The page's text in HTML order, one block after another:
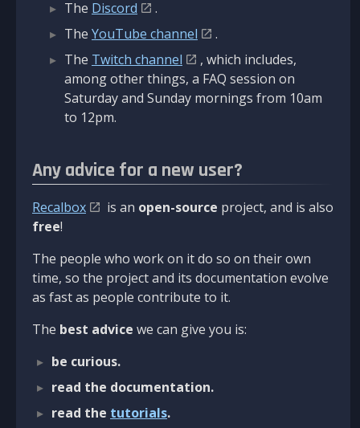
The Discord
.
The YouTube channel
.
The Twitch channel
, which includes,
among other things, a FAQ session on
Saturday and Sunday mornings from 10am
to 12pm.
Any advice for a new user?
Recalbox is an open-source project, and is also
free!
The people who work on it do so on their own
time, so the project and its documentation evolve
as fast as people contribute to it.
The best advice we can give you is:
be curious.
read the documentation.
read the tutorials.